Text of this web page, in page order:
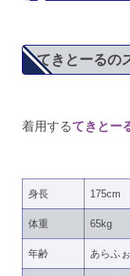
てきとーるの
着用するてきとー
身長 175cm
体重 65kg
年齢 あらふ